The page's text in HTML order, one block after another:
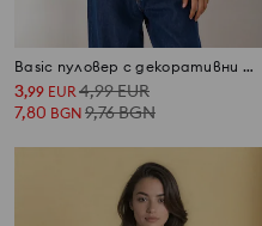
Basic пуловер с декоративни шевове и вискоза
3,99 EUR4,99EUR
7,80 BGN 9,76BGN